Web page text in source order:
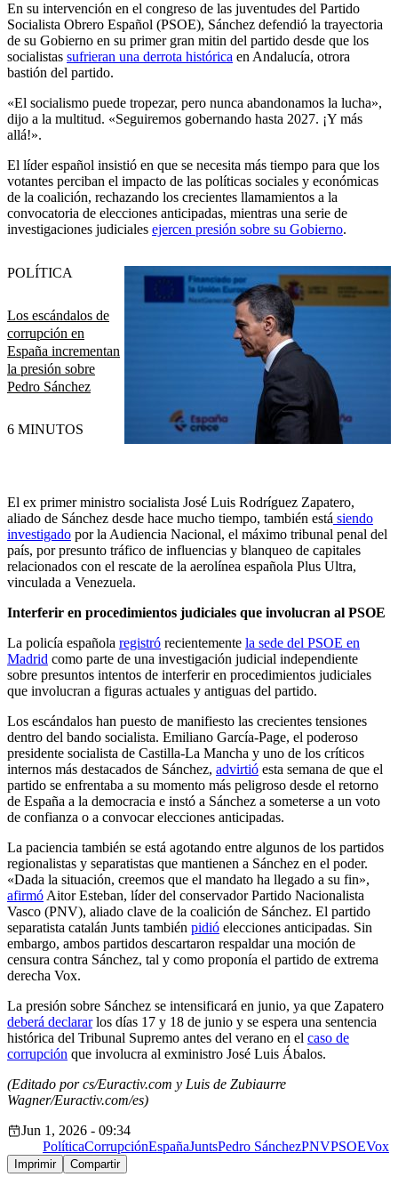
En su intervención en el congreso de las juventudes del Partido
Socialista Obrero Español (PSOE), Sánchez defendió la trayectoria
de su Gobierno en su primer gran mitin del partido desde que los
socialistas sufrieran una derrota histórica en Andalucía, otrora
bastión del partido.
«El socialismo puede tropezar, pero nunca abandonamos la lucha»,
dijo a la multitud. «Seguiremos gobernando hasta 2027. ¡Y más
allá!».
El líder español insistió en que se necesita más tiempo para que los
votantes perciban el impacto de las políticas sociales y económicas
de la coalición, rechazando los crecientes llamamientos a la
convocatoria de elecciones anticipadas, mientras una serie de
investigaciones judiciales ejercen presión sobre su Gobierno.
Los escándalos de
corrupción en
España incrementan
la presión sobre
Pedro Sánchez
POLÍTICA
6 MINUTOS
El ex primer ministro socialista José Luis Rodríguez Zapatero,
aliado de Sánchez desde hace mucho tiempo, también está siendo
investigado por la Audiencia Nacional, el máximo tribunal penal del
país, por presunto tráfico de influencias y blanqueo de capitales
relacionados con el rescate de la aerolínea española Plus Ultra,
vinculada a Venezuela.
Interferir en procedimientos judiciales que involucran al PSOE
La policía española registró recientemente la sede del PSOE en
Madrid como parte de una investigación judicial independiente
sobre presuntos intentos de interferir en procedimientos judiciales
que involucran a figuras actuales y antiguas del partido.
Los escándalos han puesto de manifiesto las crecientes tensiones
dentro del bando socialista. Emiliano García-Page, el poderoso
presidente socialista de Castilla-La Mancha y uno de los críticos
internos más destacados de Sánchez, advirtió esta semana de que el
partido se enfrentaba a su momento más peligroso desde el retorno
de España a la democracia e instó a Sánchez a someterse a un voto
de confianza o a convocar elecciones anticipadas.
La paciencia también se está agotando entre algunos de los partidos
regionalistas y separatistas que mantienen a Sánchez en el poder.
«Dada la situación, creemos que el mandato ha llegado a su fin»,
afirmó Aitor Esteban, líder del conservador Partido Nacionalista
Vasco (PNV), aliado clave de la coalición de Sánchez. El partido
separatista catalán Junts también pidió elecciones anticipadas. Sin
embargo, ambos partidos descartaron respaldar una moción de
censura contra Sánchez, tal y como proponía el partido de extrema
derecha Vox.
La presión sobre Sánchez se intensificará en junio, ya que Zapatero
deberá declararlos días 17 y 18 de junio y se espera una sentencia
histórica del Tribunal Supremo antes del verano en el caso de
corrupción que involucra al exministro José Luis Ábalos.
(Editado por cs/Euractiv.com y Luis de Zubiaurre
Wagner/Euractiv.com/es)
Jun 1, 2026 - 09:34
PolíticaCorrupciónEspañaJuntsPedro SánchezPNVPSOEVox
Imprimir Compartir